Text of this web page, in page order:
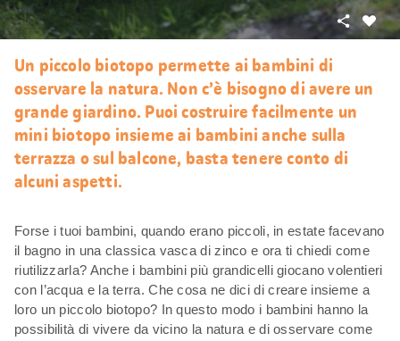
Condividi
Un piccolo biotopo permette ai bambini di
osservare la natura. Non c’è bisogno di avere un
grande giardino. Puoi costruire facilmente un
mini biotopo insieme ai bambini anche sulla
terrazza o sul balcone, basta tenere conto di
alcuni aspetti.
Forse i tuoi bambini, quando erano piccoli, in estate facevano
il bagno in una classica vasca di zinco e ora ti chiedi come
riutilizzarla? Anche i bambini più grandicelli giocano volentieri
con l’acqua e la terra. Che cosa ne dici di creare insieme a
loro un piccolo biotopo? In questo modo i bambini hanno la
possibilità di vivere da vicino la natura e di osservare come